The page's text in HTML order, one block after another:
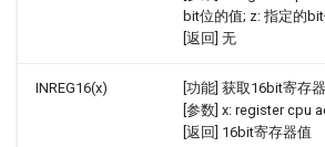
bit位的值; z: 指定的
[返回] 无
INREG16(x)
[功能] 获取16bit寄存
[参数] x: register cpu
[返回] 16bit寄存器值